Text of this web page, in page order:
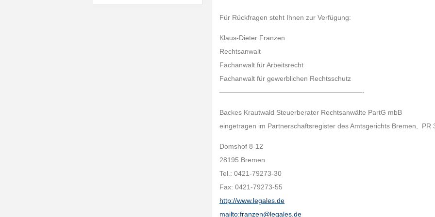
Für Rückfragen steht Ihnen zur Verfügung:
Klaus-Dieter Franzen
Rechtsanwalt
Fachanwalt für Arbeitsrecht
Fachanwalt für gewerblichen Rechtsschutz
—————————————————————-
Backes Krautwald Steuerberater Rechtsanwälte PartG mbB
eingetragen im Partnerschaftsregister des Amtsgerichts Bremen, PR
Domshof 8-12
28195 Bremen
Tel.: 0421-79273-30
Fax: 0421-79273-55
http://www.legales.de
mailto:franzen@legales.de